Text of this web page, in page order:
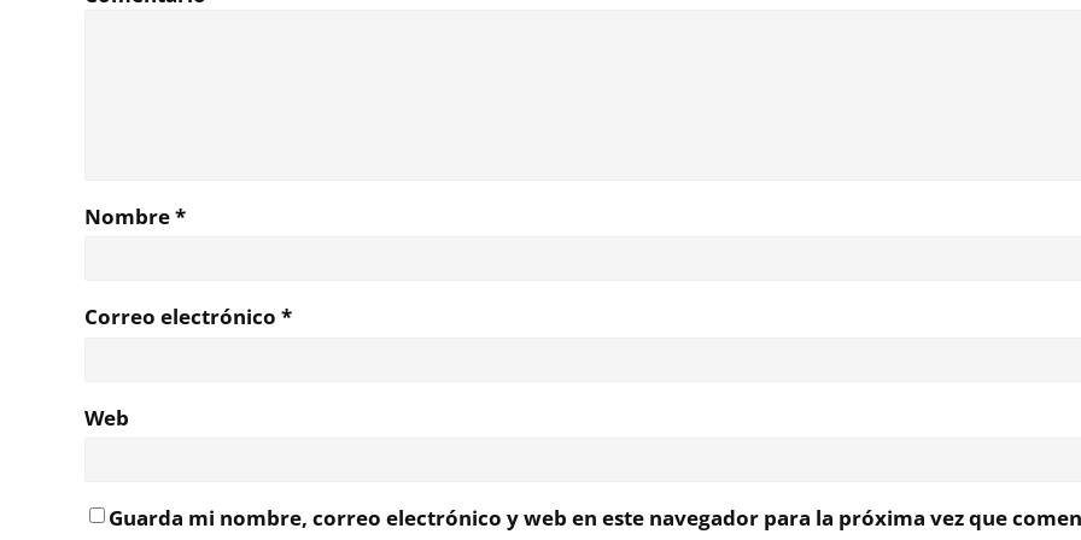
Nombre*
Correo electrónico *
Web
Guarda mi nombre, correo electrónico y web en este navegador para la próxima vez que